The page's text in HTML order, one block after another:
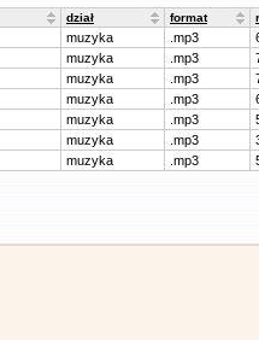
dział format
muzyka .mp3
muzyka .mp3
muzyka .mp3
muzyka .mp3
muzyka .mp3
muzyka .mp3
muzyka .mp3